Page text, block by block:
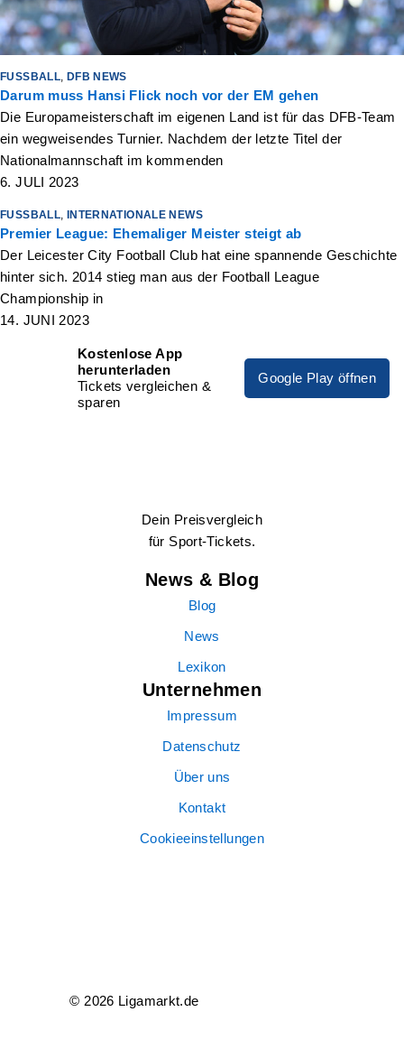
FUSSBALL DFB NEWS
Darum muss Hansi Flick noch vor der EM gehen
Die Europameisterschaft im eigenen Land ist für das DFB-Team
ein wegweisendes Turnier. Nachdem der letzte Titel der
Nationalmannschaft im kommenden
6. JULI 2023
FUSSBALL INTERNATIONALE NEWS
Premier League: Ehemaliger Meister steigt ab
Der Leicester City Football Club hat eine spannende Geschichte
hinter sich. 2014 stieg man aus der Football League
Championship in
14. JUNI 2023
Kostenlose App
herunterladen
Tickets vergleichen &
sparen
Google Play öffnen
Dein Preisvergleich
für Sport-Tickets.
News & Blog
Blog
News
Lexikon
Unternehmen
Impressum
Datenschutz
Über uns
Kontakt
Cookieeinstellungen
© 2026 Ligamarkt.de